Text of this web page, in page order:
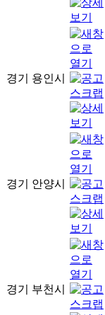
경기 용인시
경기 안양시
경기 부천시